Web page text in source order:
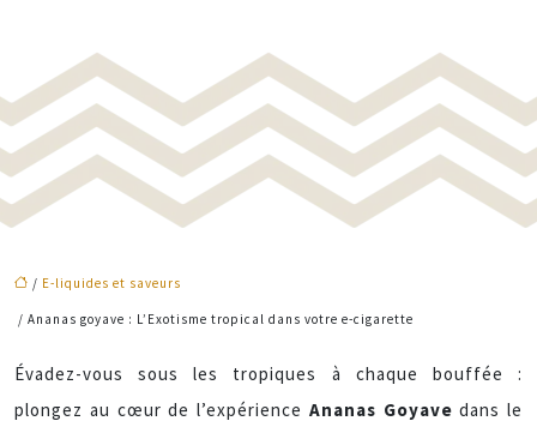
/ E-liquides et saveurs
/ Ananas goyave : L’Exotisme tropical dans votre e-cigarette
Évadez-vous sous les tropiques à chaque bouffée :
plongez au cœur de l’expérience Ananas Goyavedans le